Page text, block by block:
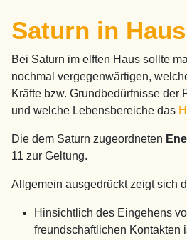
Saturn in
Bei Saturn im elften Haus sollte
nochmal vergegenwärtigen,
Kräfte bzw. Grundbedürfnisse der
und welche Lebensbereiche das
Die dem Saturn zugeordneten
11 zur Geltung.
Allgemein ausgedrückt zeigt sich
Hinsichtlich des Eingehens
freundschaftlichen Kontakten